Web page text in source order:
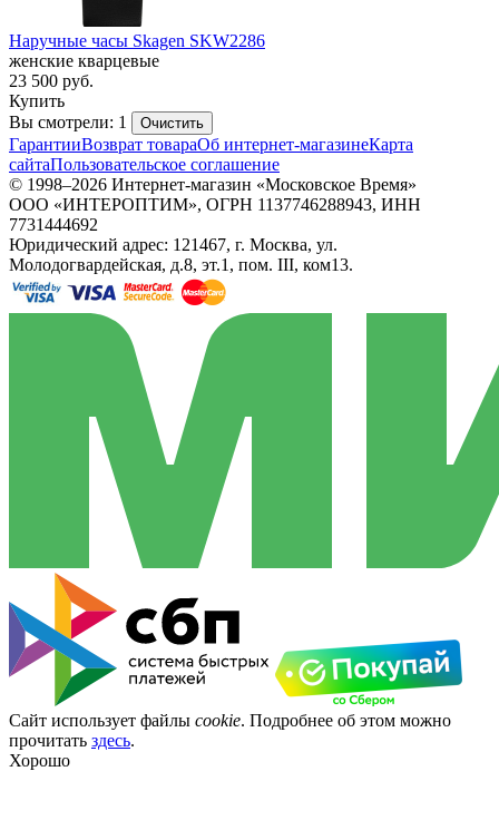
Наручные часы Skagen SKW2286
женские кварцевые
23 500 руб.
Купить
Вы смотрели: 1
Очистить
ГарантииВозврат товараОб интернет-магазинеКарта
сайтаПользовательское соглашение
© 1998–2026 Интернет-магазин «Московское Время»
ООО «ИНТЕРОПТИМ», ОГРН 1137746288943, ИНН
7731444692
Юридический адрес: 121467, г. Москва, ул.
Молодогвардейская, д.8, эт.1, пом. III, ком13.
Сайт использует файлы cookie. Подробнее об этом можно
прочитать здесь.
Хорошо